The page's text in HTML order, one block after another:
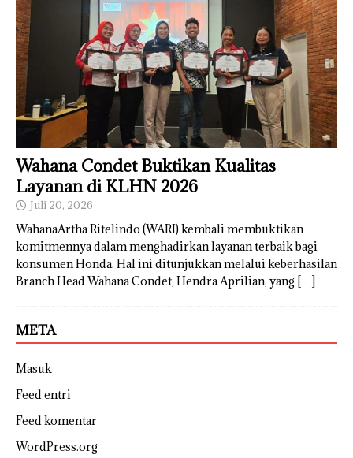
Wahana Condet Buktikan Kualitas
Layanan di KLHN 2026
Juli 20, 2026
WahanaArtha Ritelindo (WARI) kembali membuktikan
komitmennya dalam menghadirkan layanan terbaik bagi
konsumen Honda. Hal ini ditunjukkan melalui keberhasilan
Branch Head Wahana Condet, Hendra Aprilian, yang […]
META
Masuk
Feed entri
Feed komentar
WordPress.org